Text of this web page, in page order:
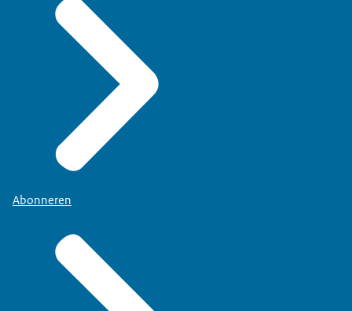
Abonneren